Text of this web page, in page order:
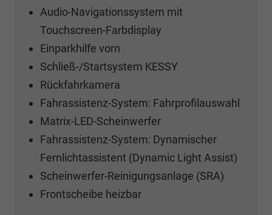
Audio-Navigationssystem mit
Touchscreen-Farbdisplay
Einparkhilfe vorn
Schließ-/Startsystem KESSY
Rückfahrkamera
Fahrassistenz-System: Fahrprofilauswahl
Matrix-LED-Scheinwerfer
Fahrassistenz-System: Dynamischer
Fernlichtassistent (Dynamic Light Assist)
Scheinwerfer-Reinigungsanlage (SRA)
Frontscheibe heizbar